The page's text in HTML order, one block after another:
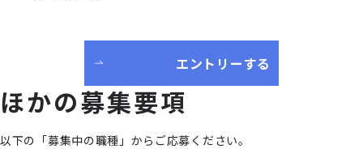
エントリーする
ほかの募集要項
以下の「募集中の職種」からご応募ください。